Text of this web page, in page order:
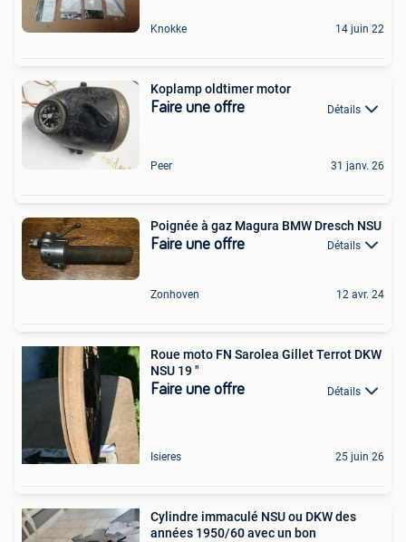
Knokke 14 juin 22
Koplamp oldtimer motor
Faire une offre Détails
Peer 31 janv. 26
Poignée à gaz Magura BMW Dresch NSU
Faire une offre Détails
Zonhoven 12 avr. 24
Roue moto FN Sarolea Gillet Terrot DKW
NSU 19 "
Faire une offre Détails
Isieres 25 juin 26
Cylindre immaculé NSU ou DKW des
années 1950/60 avec un bon